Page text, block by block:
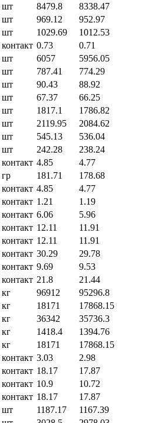
шт 8479.8
8338.47
шт 969.12
952.97
шт 1029.69
1012.53
контакт 0.73
0.71
шт 6057
5956.05
шт 787.41
774.29
шт 90.43
88.92
шт 67.37
66.25
шт 1817.1
1786.82
шт 2119.95
2084.62
шт 545.13
536.04
шт 242.28
238.24
контакт 4.85
4.77
гр 181.71
178.68
контакт 4.85
4.77
контакт 1.21
1.19
контакт 6.06
5.96
контакт 12.11
11.91
контакт 12.11
11.91
контакт 30.29
29.78
контакт 9.69
9.53
контакт 21.8
21.44
кг 96912
95296.8
кг 18171
17868.15
кг 36342
35736.3
кг 1418.4
1394.76
кг 18171
17868.15
контакт 3.03
2.98
контакт 18.17
17.87
контакт 10.9
10.72
контакт 18.17
17.87
шт 1187.17
1167.39